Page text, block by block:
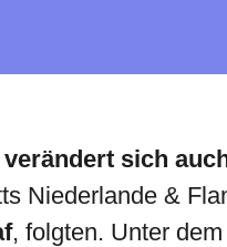
sich
Niederlande &
, folgten. Unter